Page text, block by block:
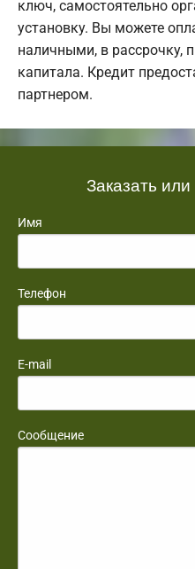
ключ, самостоятельно
установку. Вы можете
наличными, в рассрочку,
капитала. Кредит
партнером.
Заказать
Имя
Телефон
E-mail
Сообщение